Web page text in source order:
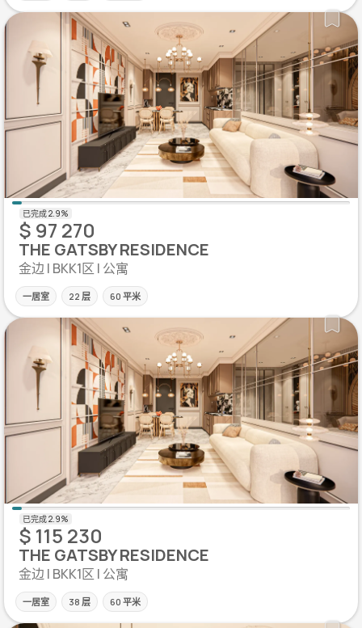
$ 97 270
THE GATSBY RESIDENCE
金边 | BKK1区 | 公寓
一居室 22 层 60 平米
$ 115 230
THE GATSBY RESIDENCE
金边 | BKK1区 | 公寓
一居室 38 层 60 平米